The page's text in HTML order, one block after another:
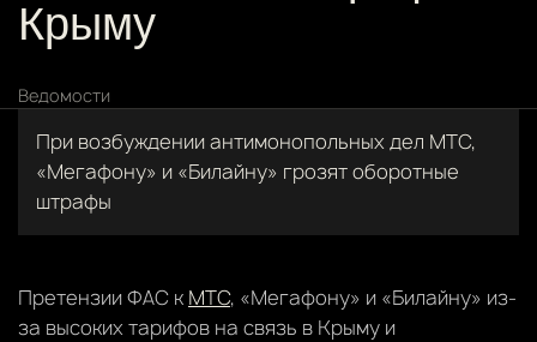
Крыму
Ведомости
При возбуждении антимонопольных дел МТС,
«Мегафону» и «Билайну» грозят оборотные
штрафы
Претензии ФАС к МТС, «Мегафону» и «Билайну» из-
за высоких тарифов на связь в Крыму и